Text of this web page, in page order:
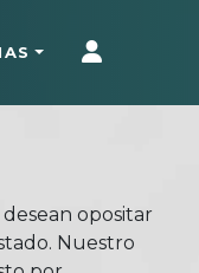
opositar
Nuestro